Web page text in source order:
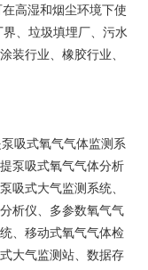
高湿和烟尘环境下使
界、垃圾填埋厂、污水
装行业、橡胶行业、
吸式氧气气体监测系
泵吸式氧气气体分析
吸式大气监测系统、
析仪、多参数氧气气
、移动式氧气气体检
大气监测站、数据存